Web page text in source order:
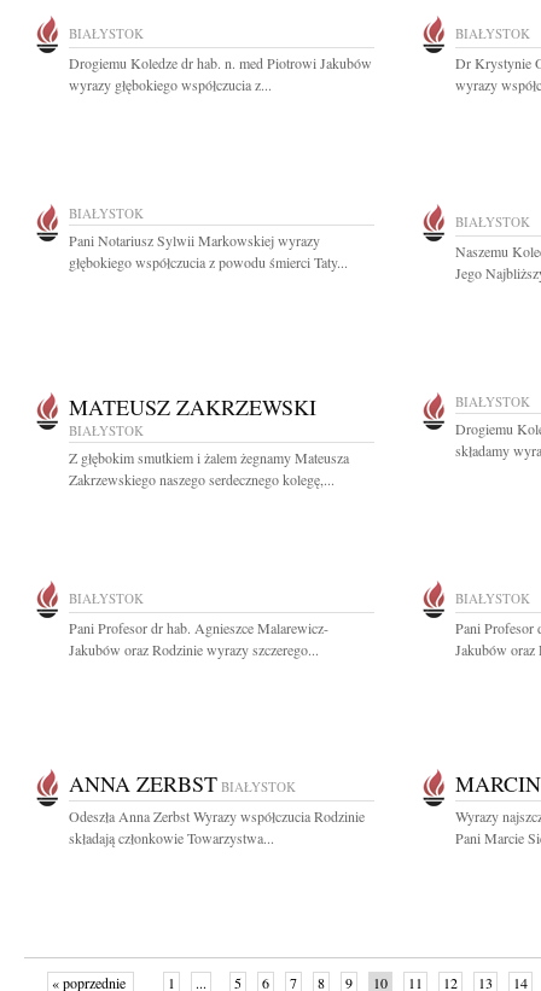
BIAŁYSTOK
Drogiemu Koledze dr hab. n. med Piotrowi Jakubów
wyrazy głębokiego współczucia z...
BIAŁYSTOK
Dr Krystynie
wyrazy
BIAŁYSTOK
Pani Notariusz Sylwii Markowskiej wyrazy
głębokiego współczucia z powodu śmierci Taty...
BIAŁYSTOK
Naszemu
Jego
MATEUSZ ZAKRZEWSKI
BIAŁYSTOK
Z głębokim smutkiem i żalem żegnamy Mateusza
Zakrzewskiego naszego serdecznego kolegę,...
BIAŁYSTOK
Drogiemu
składamy
BIAŁYSTOK
Pani Profesor dr hab. Agnieszce Malarewicz-
Jakubów oraz Rodzinie wyrazy szczerego...
BIAŁYSTOK
Pani Profesor
Jakubów oraz
ANNA ZERBST BIAŁYSTOK
Odeszła Anna Zerbst Wyrazy współczucia Rodzinie
składają członkowie Towarzystwa...
Wyrazy
Pani Marcie
« poprzednie 1 ... 5 6 7 8 9 10 11 12 13 14